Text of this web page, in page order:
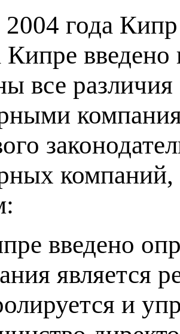
года
введено
все
компаний,
введено
является
и